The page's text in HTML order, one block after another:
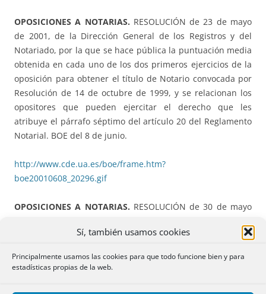
Sí, también usamos cookies
Principalmente usamos las cookies para que todo funcione bien y para
estadísticas propias de la web.
OPOSICIONES A NOTARIAS. RESOLUCIÓN de 23 de mayo
de 2001, de la Dirección General de los Registros y del
Notariado, por la que se hace pública la puntuación media
obtenida en cada uno de los dos primeros ejercicios de la
oposición para obtener el título de Notario convocada por
Resolución de 14 de octubre de 1999, y se relacionan los
opositores que pueden ejercitar el derecho que les
atribuye el párrafo séptimo del artículo 20 del Reglamento
Notarial. BOE del 8 de junio.
http://www.cde.ua.es/boe/frame.htm?
boe20010608_20296.gif
OPOSICIONES A NOTARIAS. RESOLUCIÓN de 30 de mayo
Notariado, por la que se hace pública la lista de opositores
convocada por Resolución de 14 de octubre de 1999. BOE